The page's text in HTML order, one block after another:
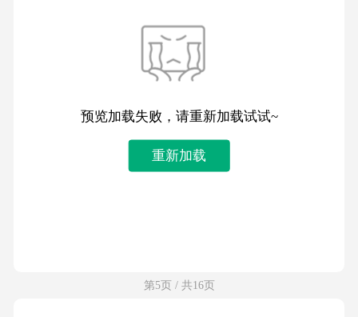
预览加载失败，请重新加载试试~
重新加载
第5页 / 共16页